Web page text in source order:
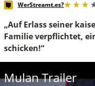
WerStreamt.es?
„Auf Erlass seiner
Familie verpflichtet,
schicken!“
Mulan Trailer